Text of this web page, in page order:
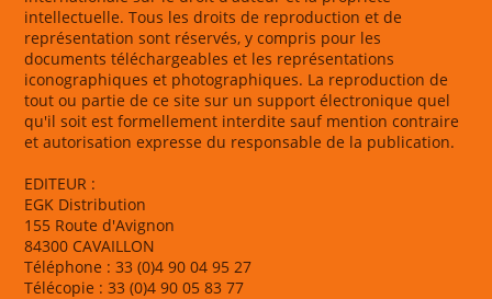
intellectuelle. Tous les droits de reproduction et de
représentation sont réservés, y compris pour les
documents téléchargeables et les représentations
iconographiques et photographiques. La reproduction de
tout ou partie de ce site sur un support électronique quel
qu'il soit est formellement interdite sauf mention contraire
et autorisation expresse du responsable de la publication.
EDITEUR :
EGK Distribution
155 Route d'Avignon
84300 CAVAILLON
Téléphone : 33 (0)4 90 04 95 27
Télécopie : 33 (0)4 90 05 83 77